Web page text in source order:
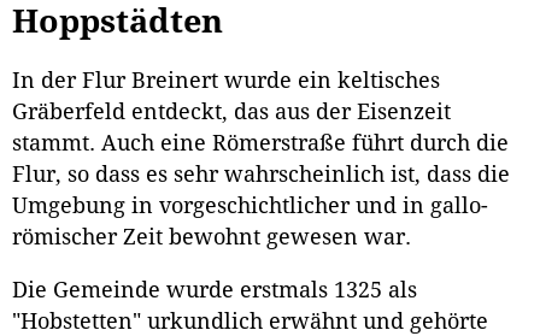
Hoppstädten
In der Flur Breinert wurde ein keltisches
Gräberfeld entdeckt, das aus der Eisenzeit
stammt. Auch eine Römerstraße führt durch die
Flur, so dass es sehr wahrscheinlich ist, dass die
Umgebung in vorgeschichtlicher und in gallo-
römischer Zeit bewohnt gewesen war.
Die Gemeinde wurde erstmals 1325 als
"Hobstetten" urkundlich erwähnt und gehörte